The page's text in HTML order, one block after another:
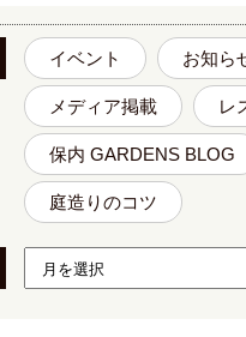
イベント お知ら
メディア掲載 レ
保内 GARDENS BLOG
庭造りのコツ